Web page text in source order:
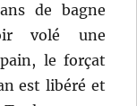
de bagne
volé une
le forçat
est libéré et